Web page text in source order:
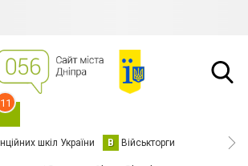
11
шкіл України В Військторги